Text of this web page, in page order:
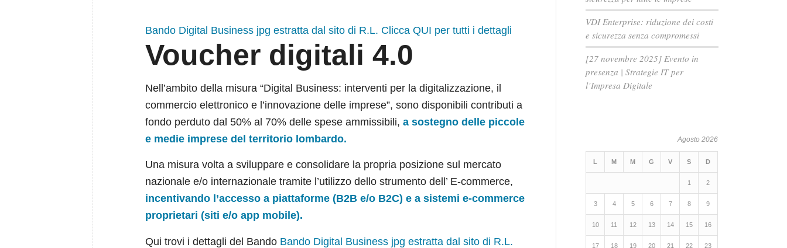
Bando Digital Business jpg estratta dal sito di R.L. Clicca QUI per tutti i dettagli
Voucher digitali 4.0
Nell’ambito della misura “Digital Business: interventi per la digitalizzazione, il
commercio elettronico e l’innovazione delle imprese”, sono disponibili contributi a
fondo perduto dal 50% al 70% delle spese ammissibili,a sostegno delle piccole
e medie imprese del territorio lombardo.
Una misura volta a sviluppare e consolidare la propria posizione sul mercato
nazionale e/o internazionale tramite l’utilizzo dello strumento dell’ E-commerce,
incentivando l’accesso a piattaforme (B2B e/o B2C) e a sistemi e-commerce
proprietari (siti e/o app mobile).
Qui trovi i dettagli del Bando Bando Digital Business jpg estratta dal sito di R.L.
VDI Enterprise: riduzione dei costi
e sicurezza senza compromessi
[27 novembre 2025] Evento in
presenza | Strategie IT per
l’Impresa Digitale
Agosto 2026
L M M G V S D
1 2
3 4 5 6 7 8 9
10 11 12 13 14 15 16
17 18 19 20 21 22 23